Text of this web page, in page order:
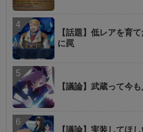
【話題】低レアを育
に罠
【議論】武蔵って今
【議論】実装してほ